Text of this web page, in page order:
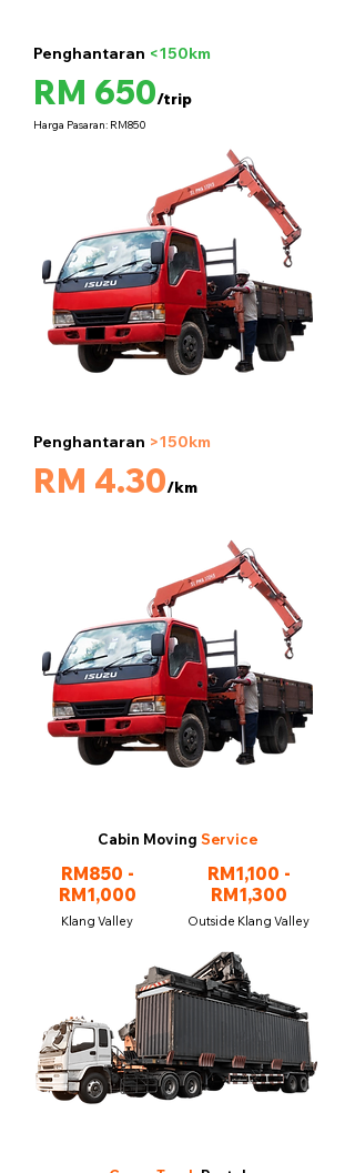
Penghantaran <150km
RM 650/trip
Harga Pasaran: RM850
Penghantaran >150km
RM 4.30/km
Cabin Moving Service
RM850 -
RM1,000
Klang Valley
RM1,100 -
RM1,300
Outside Klang Valley